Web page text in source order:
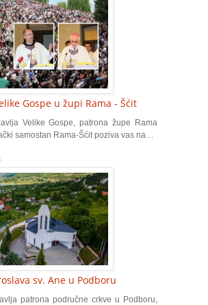
Gospe u župi Rama - Šćit
Velike Gospe, patrona župe Rama
samostan Rama-Šćit poziva vas na…
sv. Ane u Podboru
patrona područne crkve u Podboru,